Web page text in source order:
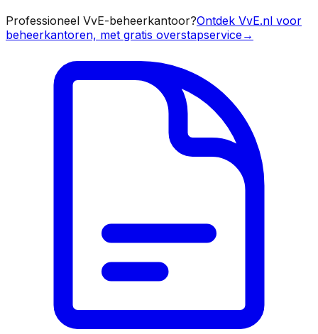
Professioneel VvE-beheerkantoor?Ontdek VvE.nl voor
beheerkantoren, met gratis overstapservice→